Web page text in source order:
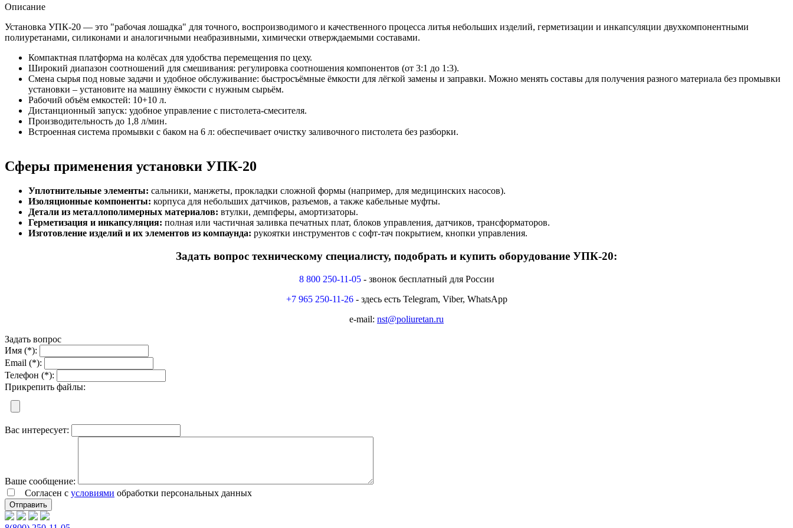
Описание
Установка УПК-20 — это "рабочая лошадка" для точного, воспроизводимого и качественного процесса литья небольших изделий, герметизации и инкапсуляции двухкомпонентными
полиуретанами, силиконами и аналогичными неабразивными, химически отверждаемыми составами.
Компактная платформа на колёсах для удобства перемещения по цеху.
Широкий диапазон соотношений для смешивания: регулировка соотношения компонентов (от 3:1 до 1:3).
Смена сырья под новые задачи и удобное обслуживание: быстросъёмные ёмкости для лёгкой замены и заправки. Можно менять составы для получения разного материала без промывки
установки – установите на машину ёмкости с нужным сырьём.
Рабочий объём емкостей: 10+10 л.
Дистанционный запуск: удобное управление с пистолета-смесителя.
Производительность до 1,8 л/мин.
Встроенная система промывки с баком на 6 л: обеспечивает очистку заливочного пистолета без разборки.
Сферы применения установки УПК-20
Уплотнительные элементы: сальники, манжеты, прокладки сложной формы (например, для медицинских насосов).
Изоляционные компоненты: корпуса для небольших датчиков, разъемов, а также кабельные муфты.
Детали из металлополимерных материалов: втулки, демпферы, амортизаторы.
Герметизация и инкапсуляция: полная или частичная заливка печатных плат, блоков управления, датчиков, трансформаторов.
Изготовление изделий и их элементов из компаунда: рукоятки инструментов с софт-тач покрытием, кнопки управления.
Задать вопрос техническому специалисту, подобрать и купить оборудование УПК-20:
8 800 250-11-05- звонок бесплатный для России
+7 965 250-11-26- здесь есть Telegram, Viber, WhatsApp
e-mail: nst@poliuretan.ru
Задать вопрос
Имя (*):
Email (*):
Телефон (*):
Прикрепить файлы:
Вас интересует:
Ваше сообщение:
Согласен с условиями обработки персональных данных